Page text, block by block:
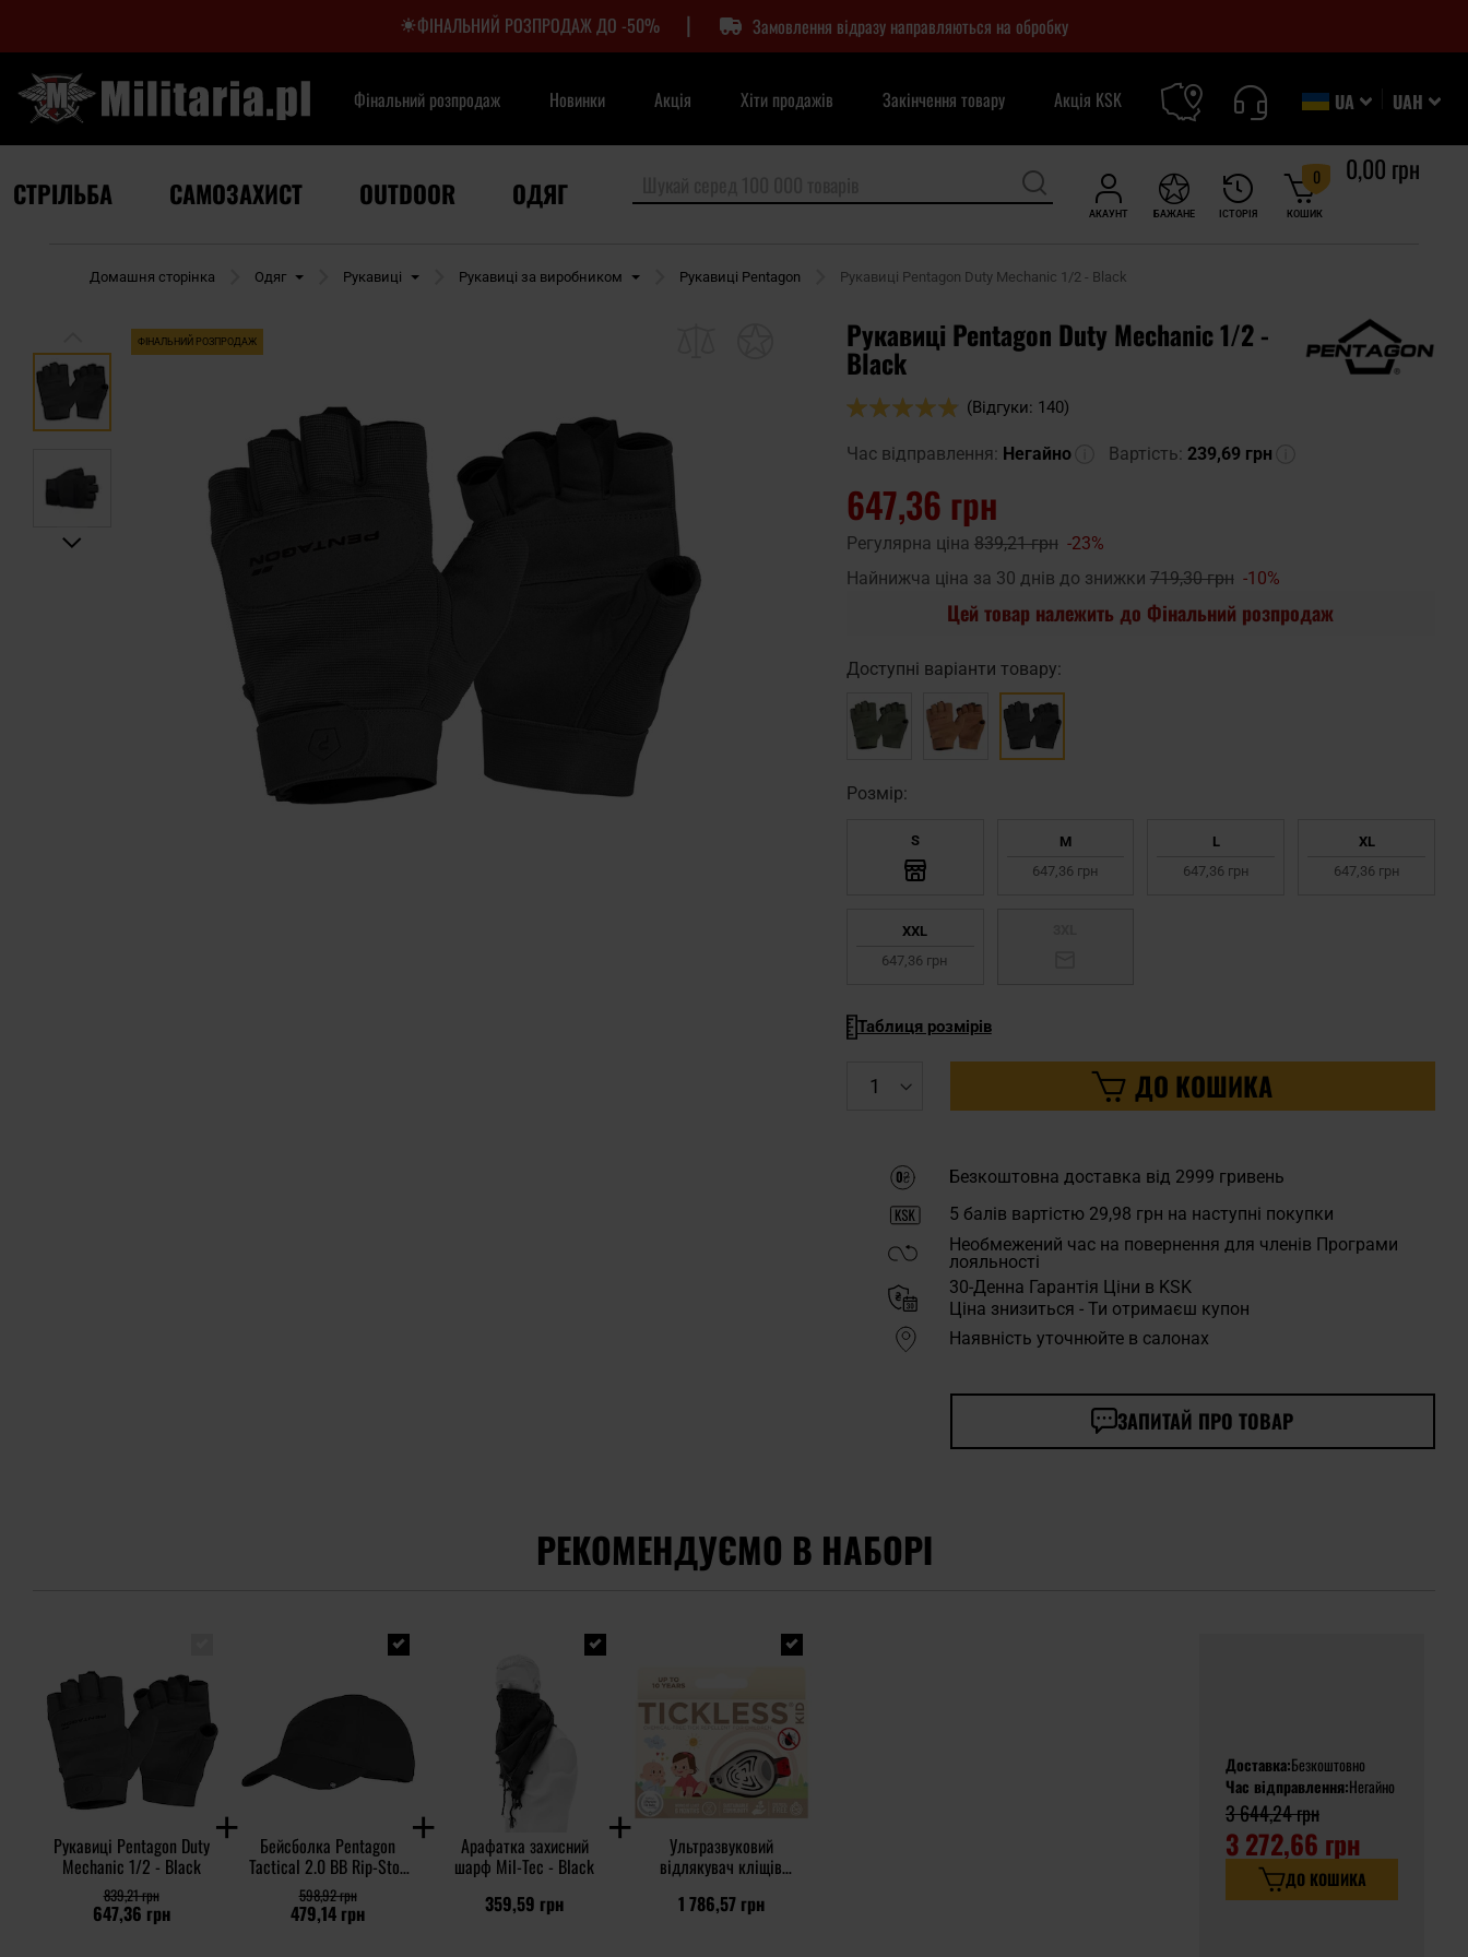
ФІНАЛЬНИЙ РОЗПРОДАЖ ДО -50% | Замовлення відразу направляються на обробку
UAH
UA
Фінальний розпродаж Новинки Акція Хіти продажів Закінчення товару Акція KSK
АКАУНТ ІСТОРІЯ
БАЖАНЕ КОШИК
0 0,00 грн
СТРІЛЬБА САМОЗАХИСТ OUTDOOR ОДЯГ
Домашня сторінка Одяг Рукавиці Рукавиці за виробником Рукавиці Pentagon Рукавиці Pentagon Duty Mechanic 1/2 - Black
ФІНАЛЬНИЙ РОЗПРОДАЖ Рукавиці Pentagon Duty Mechanic 1/2 -
Black
Оцінка:
(Відгуки: 140)
Час відправлення: Негайно Вартість: 239,69 грн
647,36 грн
Регулярна ціна 839,21 грн -23%
Найнижча ціна за 30 днів до знижки 719,30 грн -10%
Цей товар належить до Фінальний розпродаж
Доступні варіанти товару:
Pозмір:
S
M
647,36 грн
L
647,36 грн
XL
647,36 грн
XXL
647,36 грн
Таблиця розмірів
ДО КОШИКА
Безкоштовна доставка від 2999 гривень
5 балів вартістю 29,98 грн на наступні покупки
Необмежений час на повернення для членів Програми
лояльності
30-Денна Гарантія Ціни в KSK
Ціна знизиться - Ти отримаєш купон
Наявність уточнюйте в салонах
ЗАПИТАЙ ПРО ТОВАР
РЕКОМЕНДУЄМО В НАБОРІ
Рукавиці Pentagon Duty
Mechanic 1/2 - Black
647,36 грн
839,21 грн
Бейсболка Pentagon
Tactical 2.0 BB Rip-Stop
Cap - Black
479,14 грн
598,92 грн
Арафатка захисний
шарф Mil-Tec - Black
359,59 грн
Ультразвуковий
відлякувач кліщів
- Beige
1 786,57 грн
Доставка:Безкоштовно
Час відправлення:Негайно
3 644,24 грн
3 272,66 грн
ДО КОШИКА